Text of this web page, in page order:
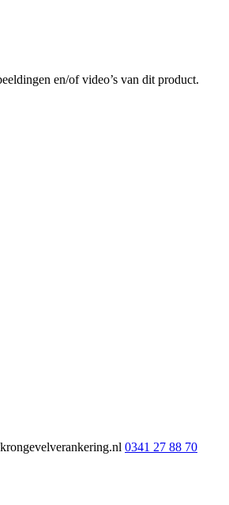
en/of video’s van dit product.
0341 27 88 70